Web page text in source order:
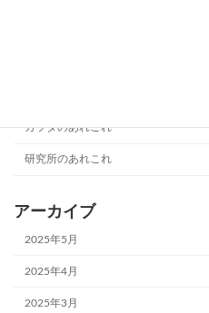
カラダのあれこれ
研究所のあれこれ
アーカイブ
2025年5月
2025年4月
2025年3月